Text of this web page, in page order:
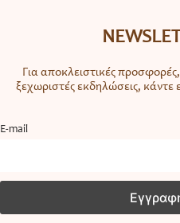
Για αποκλειστικές
ξεχωριστές εκδηλώσεις,
Ε-mail